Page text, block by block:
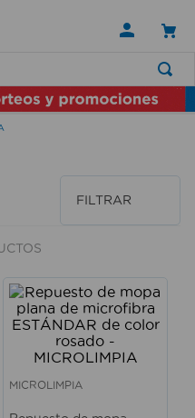
FILTRAR
MICROLIMPIA